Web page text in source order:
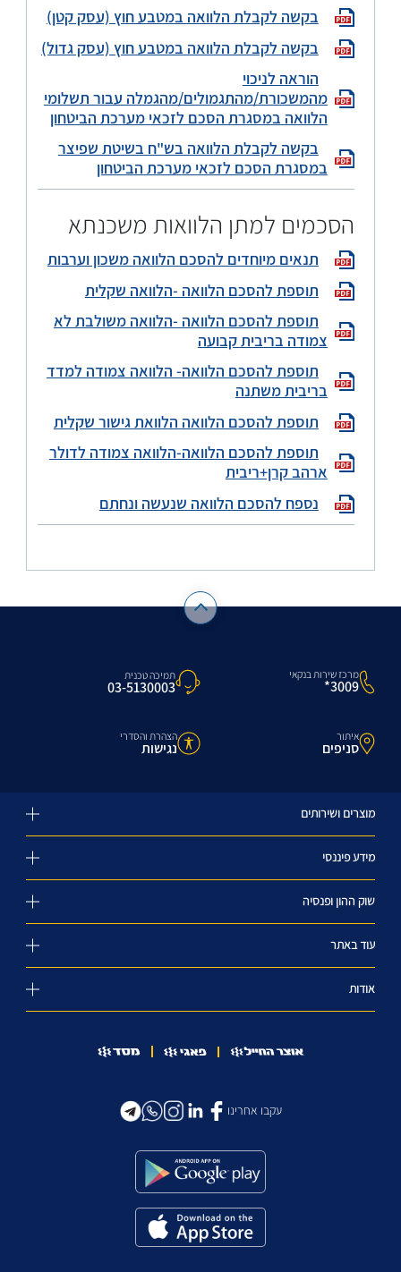
בקשה לקבלת הלוואה במטבע חוץ (עסק קטן)
בקשה לקבלת הלוואה במטבע חוץ (עסק גדול)
הוראה לניכוי
מהמשכורת/מהתגמולים/מהגמלה עבור תשלומי
הלוואה במסגרת הסכם לזכאי מערכת הביטחון
בקשה לקבלת הלוואה בש"ח בשיטת שפיצר
במסגרת הסכם לזכאי מערכת הביטחון
הסכמים למתן הלוואות משכנתא
תנאים מיוחדים להסכם הלוואה משכון וערבות
תוספת להסכם הלוואה -הלוואה שקלית
תוספת להסכם הלוואה -הלוואה משולבת לא
צמודה בריבית קבועה
תוספת להסכם הלוואה- הלוואה צמודה למדד
בריבית משתנה
תוספת להסכם הלוואה הלוואת גישור שקלית
תוספת להסכם הלוואה-הלוואה צמודה לדולר
ארהב קרן+ריבית
נספח להסכם הלוואה שנעשה ונחתם
מרכז שירות בנקאי
3009*
תמיכה טכנית
03-5130003
איתור
סניפים
הצהרת והסדרי
נגישות
מוצרים ושירותים
מידע פיננסי
שוק ההון ופנסיה
עוד באתר
אודות
עקבו אחרינו